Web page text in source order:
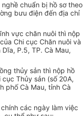
chuẩn bị hồ sơ theo
bưu điện đến địa chỉ
vực chăn nuôi thì nộp
Chi cục Chăn nuôi và
P.5, TP. Cà Mau,
thủy sản thì nộp hồ
Thủy sản (số 20A,
phố Cà Mau, tỉnh Cà
các ngày làm việc